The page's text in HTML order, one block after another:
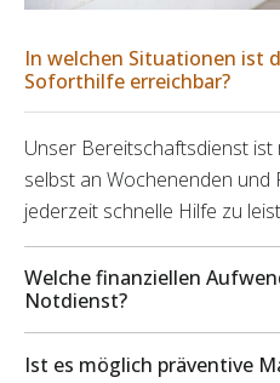
In welchen Situationen ist
Soforthilfe erreichbar?
Unser Bereitschaftsdienst
selbst an Wochenenden und
jederzeit schnelle Hilfe zu
Welche finanziellen
Notdienst?
Ist es möglich präventive